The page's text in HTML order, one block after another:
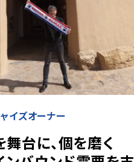
イズオーナー
台に、個を磨く